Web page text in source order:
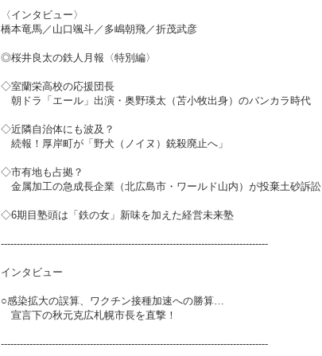
〈インタビュー〉
橋本竜馬／山口颯斗／多嶋朝飛／折茂武彦
◎桜井良太の鉄人月報〈特別編〉
◇室蘭栄高校の応援団長
朝ドラ「エール」出演・奥野瑛太（苫小牧出身）のバンカラ時代
◇近隣自治体にも波及？
続報！厚岸町が「野犬（ノイヌ）銃殺廃止へ」
◇市有地も占拠？
金属加工の急成長企業（北広島市・ワールド山内）が投棄土砂訴訟
◇6期目塾頭は「鉄の女」新味を加えた経営未来塾
------------------------------------------------------------------------------------
インタビュー
○感染拡大の誤算、ワクチン接種加速への勝算…
宣言下の秋元克広札幌市長を直撃！
------------------------------------------------------------------------------------